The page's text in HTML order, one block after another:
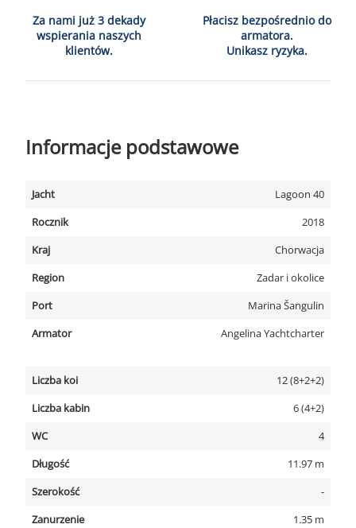
Za nami już 3 dekady
wspierania naszych
klientów.
Płacisz bezpośrednio do
armatora.
Unikasz ryzyka.
Informacje podstawowe
Jacht
Lagoon 40
Rocznik
2018
Kraj
Chorwacja
Region
Zadar i okolice
Port
Marina Šangulin
Armator
Angelina Yachtcharter
Liczba koi
12 (8+2+2)
Liczba kabin
6 (4+2)
WC
4
Długość
11.97 m
Szerokość
-
Zanurzenie
1.35 m